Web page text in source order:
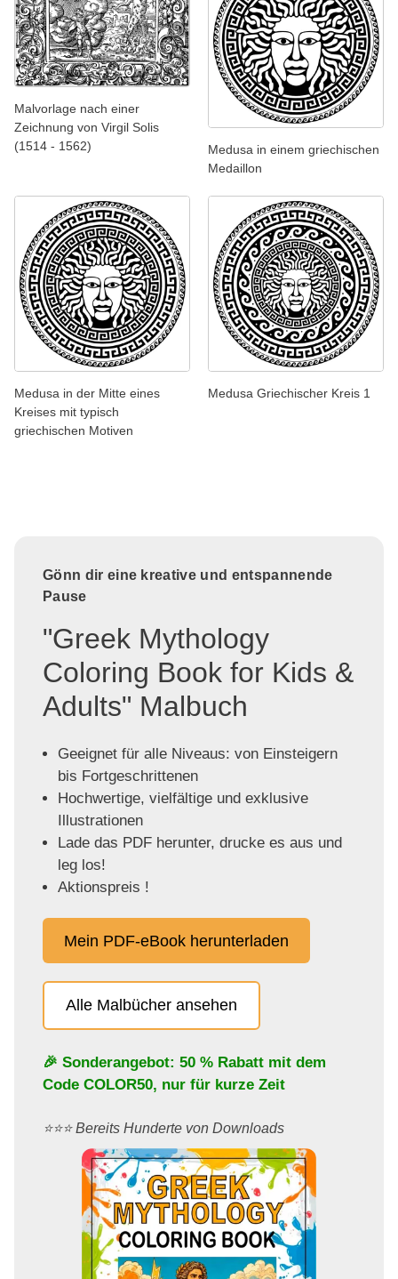
Malvorlage nach einer
Zeichnung von Virgil Solis
(1514 - 1562)
Medusa in einem griechischen
Medaillon
Medusa in der Mitte eines
Kreises mit typisch
griechischen Motiven
Medusa Griechischer Kreis 1
Gönn dir eine kreative und entspannende
Pause
"Greek Mythology
Coloring Book for Kids &
Adults" Malbuch
Geeignet für alle Niveaus: von Einsteigern
bis Fortgeschrittenen
Hochwertige, vielfältige und exklusive
Illustrationen
Lade das PDF herunter, drucke es aus und
leg los!
Aktionspreis !
Mein PDF-eBook herunterladen
Alle Malbücher ansehen
🎉 Sonderangebot: 50 % Rabatt mit dem
Code COLOR50, nur für kurze Zeit
⭐️⭐️⭐️ Bereits Hunderte von Downloads